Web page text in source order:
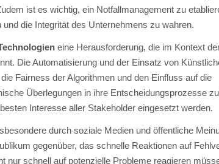
ist es wichtig, ein Notfallmanagement zu
die Integrität des Unternehmens zu wahren.
eine Herausforderung, die im Kontext
Die Automatisierung und der Einsatz von
Fairness der Algorithmen und den Einfluss auf die
Überlegungen in ihre Entscheidungsprozesse
Interesse aller Stakeholder eingesetzt werden.
durch soziale Medien und öffentliche
gegenüber, das schnelle Reaktionen auf
nur schnell auf potenzielle Probleme reagieren